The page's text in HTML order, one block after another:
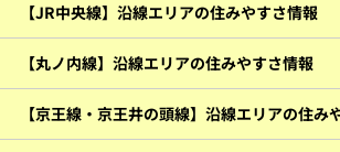
【JR中央線】沿線エリアの住みやすさ情報
【丸ノ内線】沿線エリアの住みやすさ情報
【京王線・京王井の頭線】沿線エリアの住み